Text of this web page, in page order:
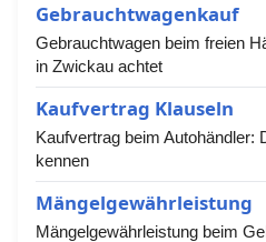
Gebrauchtwagenkauf
Gebrauchtwagen beim freien
in Zwickau achtet
Kaufvertrag Klauseln
Kaufvertrag beim Autohändler:
kennen
Mängelgewährleistung
Mängelgewährleistung beim